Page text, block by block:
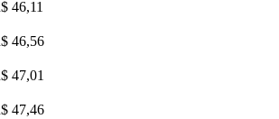
46,11
46,56
47,01
47,46